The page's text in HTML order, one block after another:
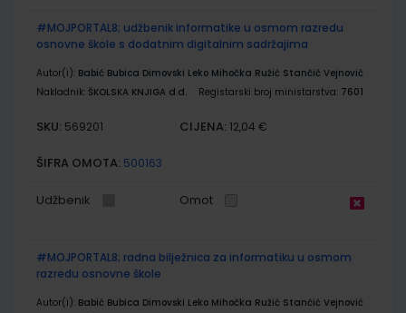
#MOJPORTAL8; udžbenik informatike u osmom razredu
osnovne škole s dodatnim digitalnim sadržajima
Autor(i): Babić Bubica Dimovski Leko Mihočka Ružić Stančić Vejnović
Nakladnik: ŠKOLSKA KNJIGA d.d. Registarski broj ministarstva: 7601
SKU: 569201 CIJENA: 12,04 €
ŠIFRA OMOTA: 500163
Udžbenik Omot
#MOJPORTAL8; radna bilježnica za informatiku u osmom
razredu osnovne škole
Autor(i): Babić Bubica Dimovski Leko Mihočka Ružić Stančić Vejnović